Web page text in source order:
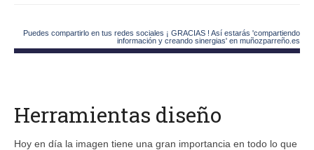
Puedes compartirlo en tus redes sociales ¡ GRACIAS ! Así estarás 'compartiendo
información y creando sinergias' en muñozparreño.es
Herramientas diseño
Hoy en día la imagen tiene una gran importancia en todo lo que